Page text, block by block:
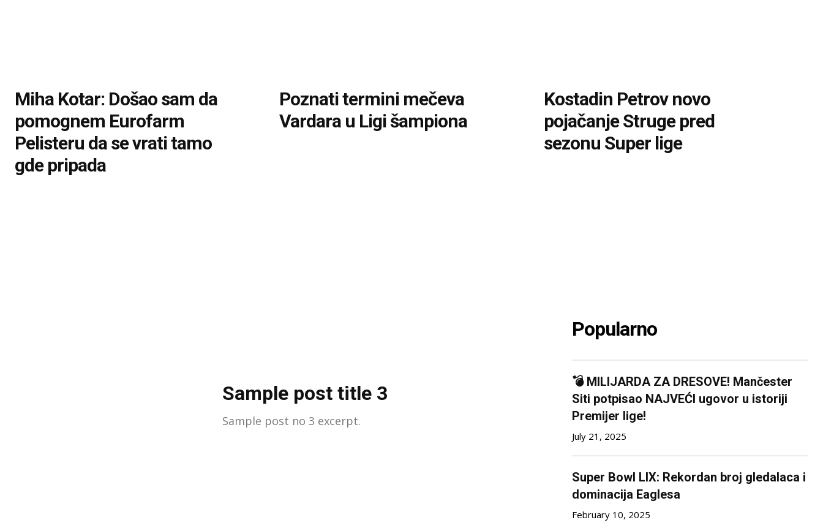
Miha Kotar: Došao sam da
pomognem Eurofarm
Pelisteru da se vrati tamo
gde pripada
Poznati termini mečeva
Vardara u Ligi šampiona
Kostadin Petrov novo
pojačanje Struge pred
sezonu Super lige
Sample post title 3
Sample post no 3 excerpt.
Popularno
💣 MILIJARDA ZA DRESOVE! Mančester
Siti potpisao NAJVEĆI ugovor u istoriji
Premijer lige!
July 21, 2025
Super Bowl LIX: Rekordan broj gledalaca i
dominacija Eaglesa
February 10, 2025